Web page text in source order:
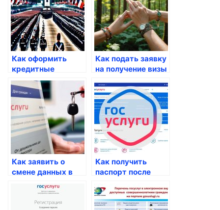
Как оформить
кредитные
каникулы через
Госуслуги
Как подать заявку
на получение визы
Как заявить о
смене данных в
паспорте
Как получить
паспорт после